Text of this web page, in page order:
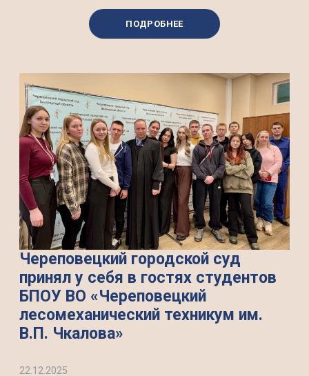
ПОДРОБНЕЕ
Череповецкий городской суд
принял у себя в гостях студентов
БПОУ ВО «Череповецкий
лесомеханический техникум им.
В.П. Чкалова»
22.12.2025